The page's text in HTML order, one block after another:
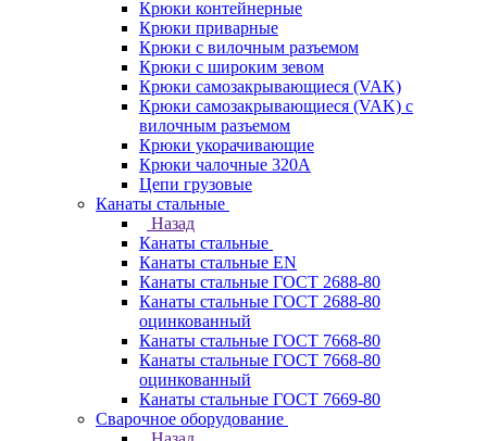
Крюки контейнерные
Крюки приварные
Крюки с вилочным разъемом
Крюки с широким зевом
Крюки самозакрывающиеся (VAK)
Крюки самозакрывающиеся (VAK) с
вилочным разъемом
Крюки укорачивающие
Крюки чалочные 320А
Цепи грузовые
Канаты стальные
Назад
Канаты стальные
Канаты стальные EN
Канаты стальные ГОСТ 2688-80
Канаты стальные ГОСТ 2688-80
оцинкованный
Канаты стальные ГОСТ 7668-80
Канаты стальные ГОСТ 7668-80
оцинкованный
Канаты стальные ГОСТ 7669-80
Сварочное оборудование